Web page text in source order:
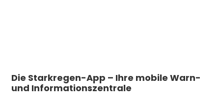
Die Starkregen-App – Ihre mobile Warn-
und Informationszentrale